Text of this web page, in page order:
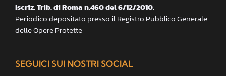
Iscriz. Trib. di Roma n.460 del 6/12/2010.
Periodico depositato presso il Registro Pubblico Generale
delle Opere Protette
SEGUICI SUI NOSTRI SOCIAL